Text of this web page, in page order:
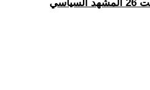
(11) في الطريق إلى الكنيست 26 المشهد السياسي